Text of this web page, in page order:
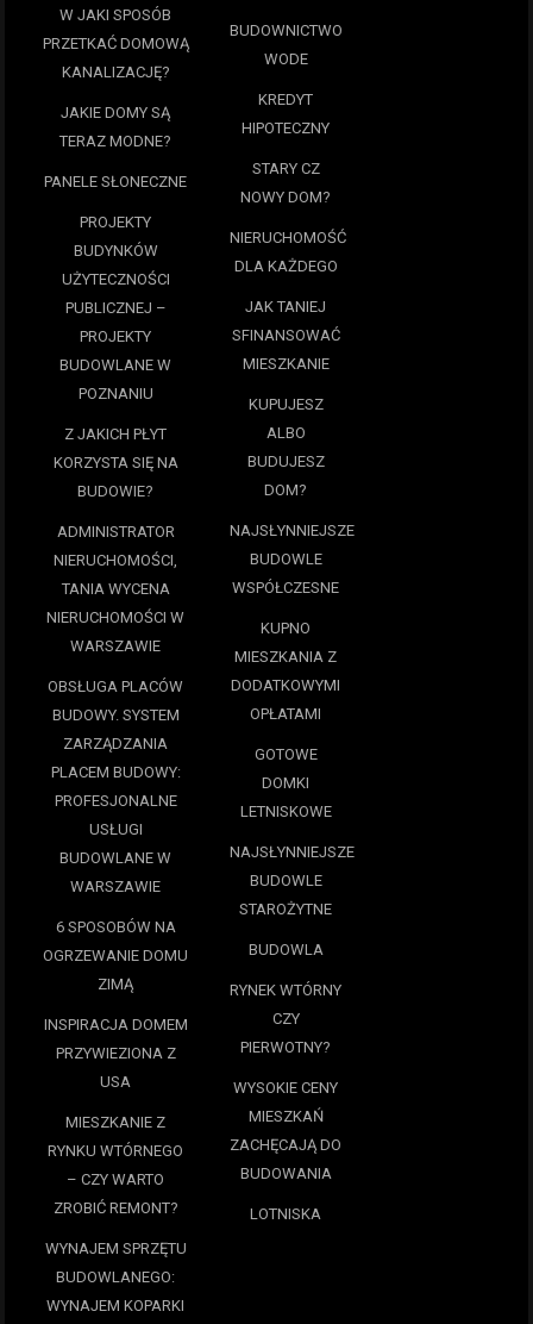
W JAKI SPOSÓB
PRZETKAĆ DOMOWĄ
KANALIZACJĘ?
JAKIE DOMY SĄ
TERAZ MODNE?
PANELE SŁONECZNE
PROJEKTY
BUDYNKÓW
UŻYTECZNOŚCI
PUBLICZNEJ –
PROJEKTY
BUDOWLANE W
POZNANIU
Z JAKICH PŁYT
KORZYSTA SIĘ NA
BUDOWIE?
ADMINISTRATOR
NIERUCHOMOŚCI,
TANIA WYCENA
NIERUCHOMOŚCI W
WARSZAWIE
OBSŁUGA PLACÓW
BUDOWY. SYSTEM
ZARZĄDZANIA
PLACEM BUDOWY:
PROFESJONALNE
USŁUGI
BUDOWLANE W
WARSZAWIE
6 SPOSOBÓW NA
OGRZEWANIE DOMU
ZIMĄ
INSPIRACJA DOMEM
PRZYWIEZIONA Z
USA
MIESZKANIE Z
RYNKU WTÓRNEGO
– CZY WARTO
ZROBIĆ REMONT?
WYNAJEM SPRZĘTU
BUDOWLANEGO:
WYNAJEM KOPARKI
BUDOWNICTWO
WODE
KREDYT
HIPOTECZNY
STARY CZ
NOWY DOM?
NIERUCHOMOŚĆ
DLA KAŻDEGO
JAK TANIEJ
SFINANSOWAĆ
MIESZKANIE
KUPUJESZ
ALBO
BUDUJESZ
DOM?
NAJSŁYNNIEJSZE
BUDOWLE
WSPÓŁCZESNE
KUPNO
MIESZKANIA Z
DODATKOWYMI
OPŁATAMI
GOTOWE
DOMKI
LETNISKOWE
NAJSŁYNNIEJSZE
BUDOWLE
STAROŻYTNE
BUDOWLA
RYNEK WTÓRNY
CZY
PIERWOTNY?
WYSOKIE CENY
MIESZKAŃ
ZACHĘCAJĄ DO
BUDOWANIA
LOTNISKA